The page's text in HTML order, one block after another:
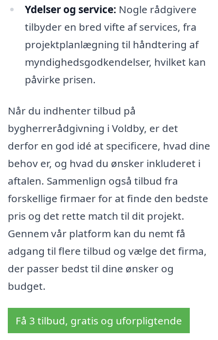
Ydelser og service: Nogle rådgivere
tilbyder en bred vifte af services, fra
projektplanlægning til håndtering af
myndighedsgodkendelser, hvilket kan
påvirke prisen.
Når du indhenter tilbud på
bygherrerådgivning i Voldby, er det
derfor en god idé at specificere, hvad dine
behov er, og hvad du ønsker inkluderet i
aftalen. Sammenlign også tilbud fra
forskellige firmaer for at finde den bedste
pris og det rette match til dit projekt.
Gennem vår platform kan du nemt få
adgang til flere tilbud og vælge det firma,
der passer bedst til dine ønsker og
budget.
Få 3 tilbud, gratis og uforpligtende